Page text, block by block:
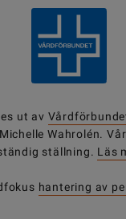
ut av
Wahrolén.
ställning. Läs
hantering av